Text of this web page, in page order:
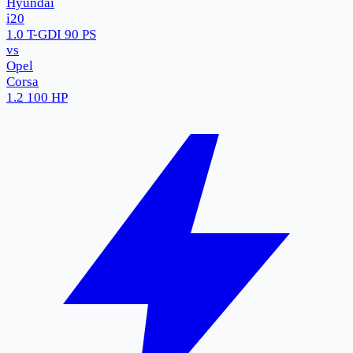
i20
1.0 T-GDI 90 PS
vs
Opel
Corsa
1.2 100 HP